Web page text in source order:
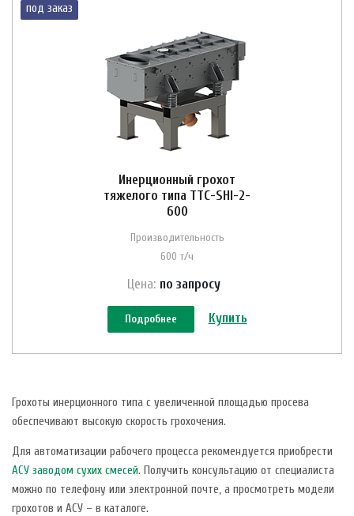
под заказ
Инерционный грохот
тяжелого типа ТТС-SHI-2-
600
Производительность
600 т/ч
Цена: по запросу
Подробнее Купить
Грохоты инерционного типа с увеличенной площадью просева
обеспечивают высокую скорость грохочения.
Для автоматизации рабочего процесса рекомендуется приобрести
АСУ заводом сухих смесей. Получить консультацию от специалиста
можно по телефону или электронной почте, а просмотреть модели
грохотов и АСУ – в каталоге.